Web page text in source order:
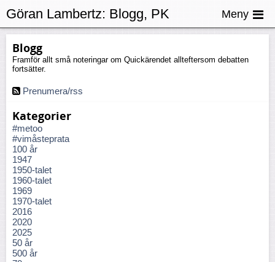
Blogg
Framför allt små noteringar om Quickärendet allteftersom debatten
fortsätter.
Prenumera/rss
Kategorier
#metoo
#vimåsteprata
100 år
1947
1950-talet
1960-talet
1969
1970-talet
2016
2020
2025
50 år
500 år
Göran Lambertz: Blogg, PK Meny